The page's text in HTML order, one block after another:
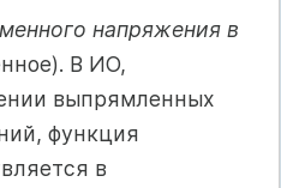
напряжения в
В ИО,
выпрямленных
функция
в